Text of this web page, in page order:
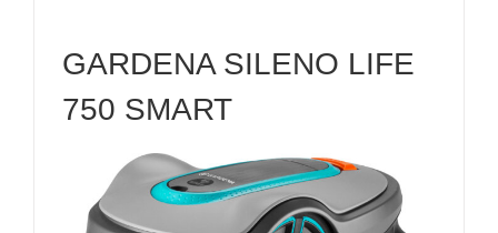
GARDENA SILENO LIFE
750 SMART